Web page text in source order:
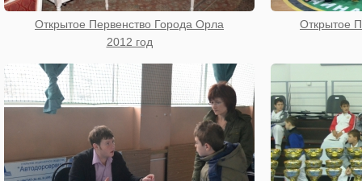
Открытое Первенство Города Орла
2012 год
Открытое